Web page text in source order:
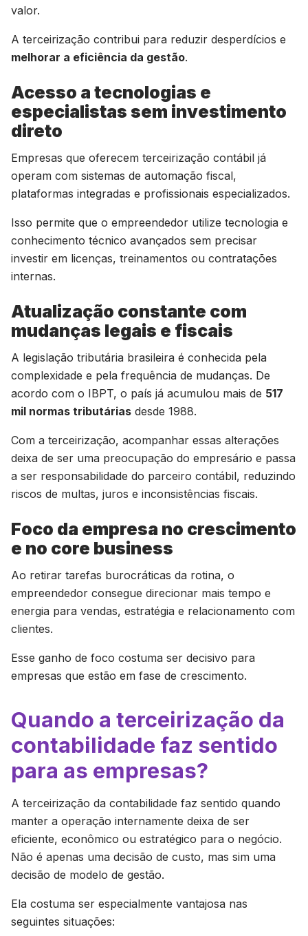
valor.
A terceirização contribui para reduzir desperdícios e
melhorar a eficiência da gestão.
Acesso a tecnologias e
especialistas sem investimento
direto
Empresas que oferecem terceirização contábil já
operam com sistemas de automação fiscal,
plataformas integradas e profissionais especializados.
Isso permite que o empreendedor utilize tecnologia e
conhecimento técnico avançados sem precisar
investir em licenças, treinamentos ou contratações
internas.
Atualização constante com
mudanças legais e fiscais
A legislação tributária brasileira é conhecida pela
complexidade e pela frequência de mudanças. De
acordo com o IBPT, o país já acumulou mais de 517
mil normas tributárias desde 1988.
Com a terceirização, acompanhar essas alterações
deixa de ser uma preocupação do empresário e passa
a ser responsabilidade do parceiro contábil, reduzindo
riscos de multas, juros e inconsistências fiscais.
Foco da empresa no crescimento
e no core business
Ao retirar tarefas burocráticas da rotina, o
empreendedor consegue direcionar mais tempo e
energia para vendas, estratégia e relacionamento com
clientes.
Esse ganho de foco costuma ser decisivo para
empresas que estão em fase de crescimento.
Quando a terceirização da
contabilidade faz sentido
para as empresas?
A terceirização da contabilidade faz sentido quando
manter a operação internamente deixa de ser
eficiente, econômico ou estratégico para o negócio.
Não é apenas uma decisão de custo, mas sim uma
decisão de modelo de gestão.
Ela costuma ser especialmente vantajosa nas
seguintes situações: